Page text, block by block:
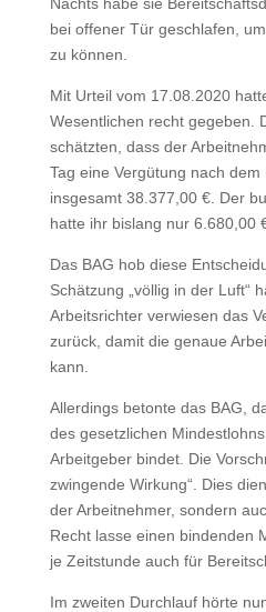
bei offener Tür geschlafen,
zu können.
Mit Urteil vom 17.08.2020
Wesentlichen recht gegeben.
schätzten, dass der
Tag eine Vergütung nach dem
insgesamt 38.377,00 €. Der
hatte ihr bislang nur 6.680,00
Das BAG hob diese
Schätzung „völlig in der Luft“
Arbeitsrichter verwiesen das
zurück, damit die genaue
kann.
Allerdings betonte das BAG,
des gesetzlichen
Arbeitgeber bindet. Die
zwingende Wirkung“. Dies
der Arbeitnehmer, sondern
Recht lasse einen bindenden
je Zeitstunde auch für
Im zweiten Durchlauf hörte